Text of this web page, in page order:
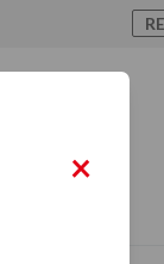
×